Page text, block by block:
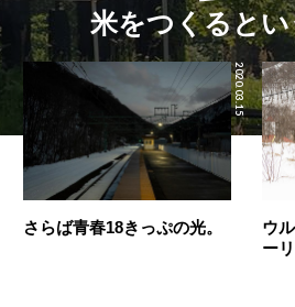
米をつくると
2020.03.15
さらば青春18きっぷの光。
ウ
ーリ